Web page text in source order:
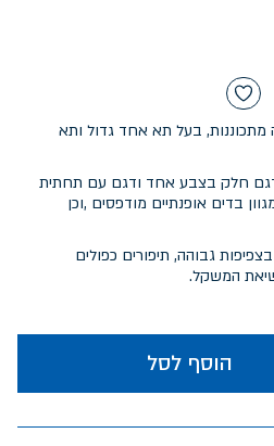
מתכוננות, בעל תא אחד גדול ותא
דגם חלק בצבע אחד ודגם עם תחתית
בדים אופנתיים מודפסים ,וכן
גבוהה, תיפורים כפולים
המשקל.
הוסף לסל